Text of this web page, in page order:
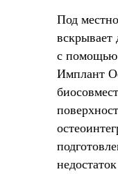
Под
вскрывает
с помощью
Имплант